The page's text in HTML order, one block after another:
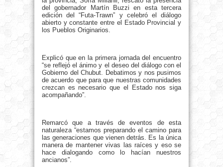
del gobernador Martín Buzzi en esta tercera
edición del “Futa-Trawn” y celebró el diálogo
abierto y constante entre el Estado Provincial y
los Pueblos Originarios.
Explicó que en la primera jornada del encuentro
“se reflejó el ánimo y el deseo del diálogo con el
Gobierno del Chubut. Debatimos y nos pusimos
de acuerdo que para que nuestras comunidades
crezcan es necesario que el Estado nos siga
acompañando”.
Remarcó que a través de eventos de esta
naturaleza “estamos preparando el camino para
las generaciones que vienen detrás. Es la única
manera de mantener vivas las raíces y eso se
hace dialogando como lo hacían nuestros
ancianos”.